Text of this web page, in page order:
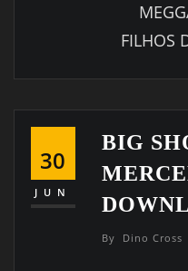
FILHOS
30
JUN
BIG
By Dino Cross